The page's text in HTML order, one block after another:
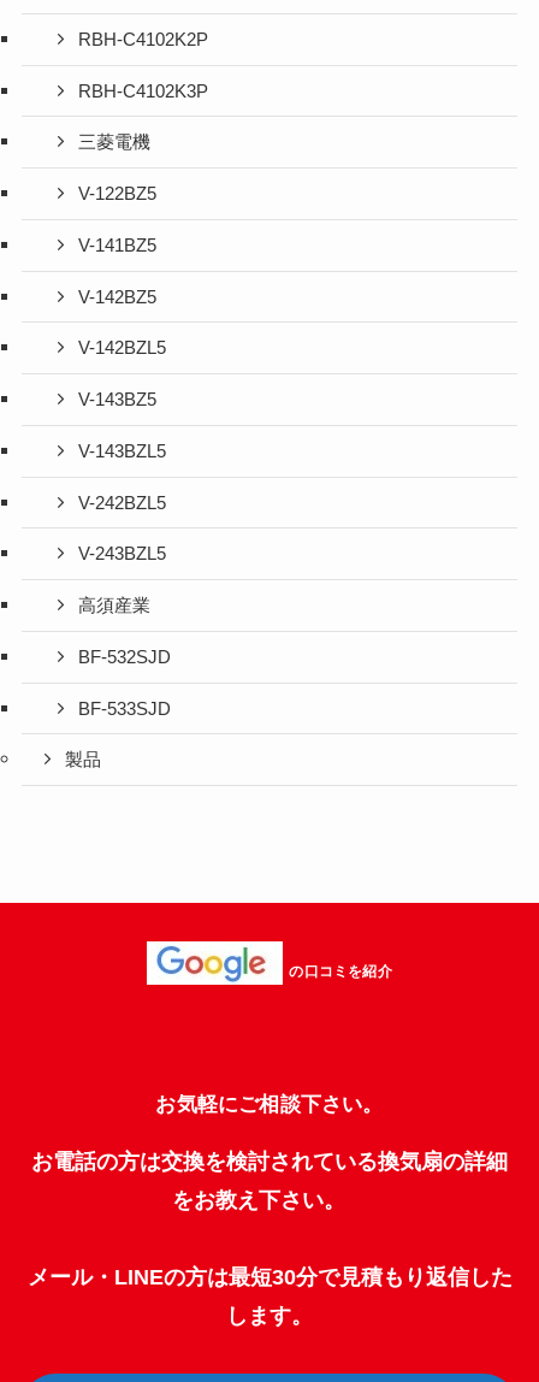
RBH-C4102K2P
RBH-C4102K3P
三菱電機
V-122BZ5
V-141BZ5
V-142BZ5
V-142BZL5
V-143BZ5
V-143BZL5
V-242BZL5
V-243BZL5
高須産業
BF-532SJD
BF-533SJD
製品
の口コミを紹介
お気軽にご相談下さい。
お電話の方は交換を検討されている換気扇の詳細
をお教え下さい。
メール・LINEの方は最短30分で見積もり返信した
します。